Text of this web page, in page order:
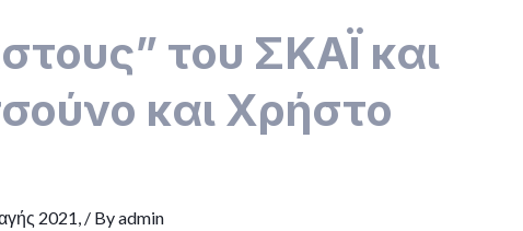
του ΣΚΑΪ και
και Χρήστο
2021, / Byadmin